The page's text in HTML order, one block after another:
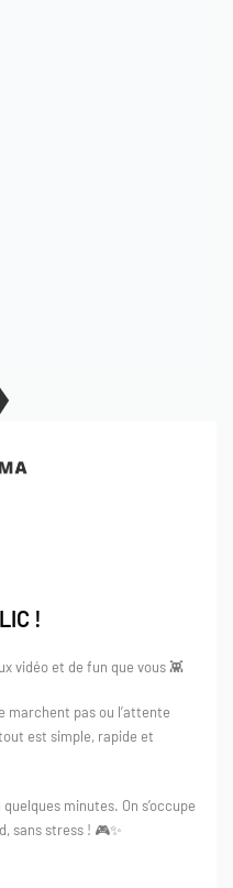
!
vidéo et de fun que vous 👾
marchent pas ou l’attente
est simple, rapide et
minutes. On s’occupe
sans stress ! 🎮✨